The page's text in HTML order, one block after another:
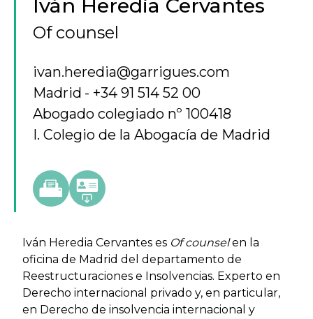
Iván Heredia Cervantes
Of counsel
ivan.heredia@garrigues.com
Madrid
+34 91 514 52 00
Abogado colegiado nº 100418
I. Colegio de la Abogacía de Madrid
Iván Heredia Cervantes es Of counselen la
oficina de Madrid del departamento de
Reestructuraciones e Insolvencias. Experto en
Derecho internacional privado y, en particular,
en Derecho de insolvencia internacional y